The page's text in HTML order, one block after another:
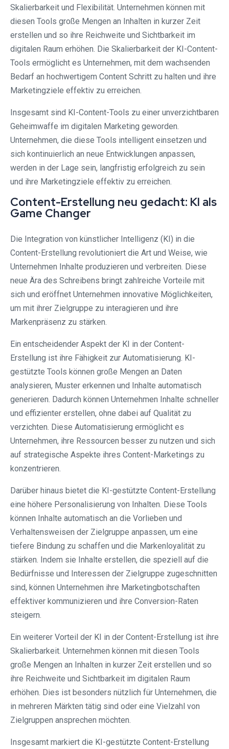
Skalierbarkeit und Flexibilität. Unternehmen können mit
diesen Tools große Mengen an Inhalten in kurzer Zeit
erstellen und so ihre Reichweite und Sichtbarkeit im
digitalen Raum erhöhen. Die Skalierbarkeit der KI-Content-
Tools ermöglicht es Unternehmen, mit dem wachsenden
Bedarf an hochwertigem Content Schritt zu halten und ihre
Marketingziele effektiv zu erreichen.
Insgesamt sind KI-Content-Tools zu einer unverzichtbaren
Geheimwaffe im digitalen Marketing geworden.
Unternehmen, die diese Tools intelligent einsetzen und
sich kontinuierlich an neue Entwicklungen anpassen,
werden in der Lage sein, langfristig erfolgreich zu sein
und ihre Marketingziele effektiv zu erreichen.
Content-Erstellung neu gedacht: KI als
Game Changer
Die Integration von künstlicher Intelligenz (KI) in die
Content-Erstellung revolutioniert die Art und Weise, wie
Unternehmen Inhalte produzieren und verbreiten. Diese
neue Ära des Schreibens bringt zahlreiche Vorteile mit
sich und eröffnet Unternehmen innovative Möglichkeiten,
um mit ihrer Zielgruppe zu interagieren und ihre
Markenpräsenz zu stärken.
Ein entscheidender Aspekt der KI in der Content-
Erstellung ist ihre Fähigkeit zur Automatisierung. KI-
gestützte Tools können große Mengen an Daten
analysieren, Muster erkennen und Inhalte automatisch
generieren. Dadurch können Unternehmen Inhalte schneller
und effizienter erstellen, ohne dabei auf Qualität zu
verzichten. Diese Automatisierung ermöglicht es
Unternehmen, ihre Ressourcen besser zu nutzen und sich
auf strategische Aspekte ihres Content-Marketings zu
konzentrieren.
Darüber hinaus bietet die KI-gestützte Content-Erstellung
eine höhere Personalisierung von Inhalten. Diese Tools
können Inhalte automatisch an die Vorlieben und
Verhaltensweisen der Zielgruppe anpassen, um eine
tiefere Bindung zu schaffen und die Markenloyalität zu
stärken. Indem sie Inhalte erstellen, die speziell auf die
Bedürfnisse und Interessen der Zielgruppe zugeschnitten
sind, können Unternehmen ihre Marketingbotschaften
effektiver kommunizieren und ihre Conversion-Raten
steigern.
Ein weiterer Vorteil der KI in der Content-Erstellung ist ihre
Skalierbarkeit. Unternehmen können mit diesen Tools
große Mengen an Inhalten in kurzer Zeit erstellen und so
ihre Reichweite und Sichtbarkeit im digitalen Raum
erhöhen. Dies ist besonders nützlich für Unternehmen, die
in mehreren Märkten tätig sind oder eine Vielzahl von
Zielgruppen ansprechen möchten.
Insgesamt markiert die KI-gestützte Content-Erstellung